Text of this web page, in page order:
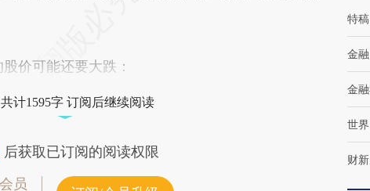
价可能还要大跌：
计1595字 订阅后继续阅读
后获取已订阅的阅读权限
员
特稿
金融
金
世界
财